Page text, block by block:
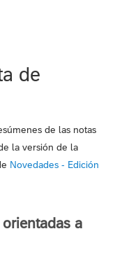
de
de las notas
la versión de la
Novedades - Edición
a